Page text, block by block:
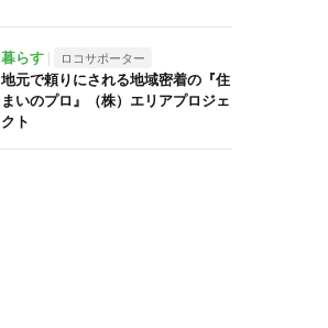
暮らす ロコサポーター
地元で頼りにされる地域密着の『住
まいのプロ』（株）エリアプロジェ
クト